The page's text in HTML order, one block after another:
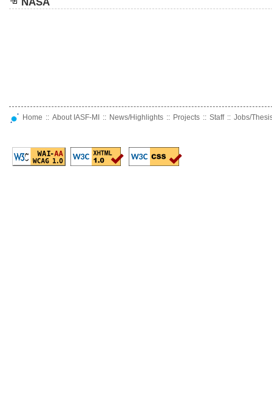
Home :: About IASF-MI :: News/Highlights :: Projects :: Staff :: Jobs/